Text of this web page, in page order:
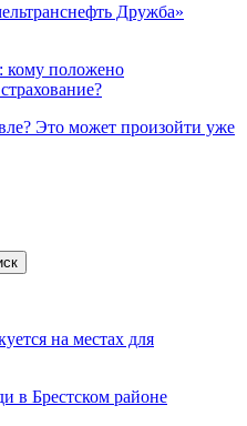
Дружба»
кому положено
Это может произойти уже
на местах для
в Брестском районе